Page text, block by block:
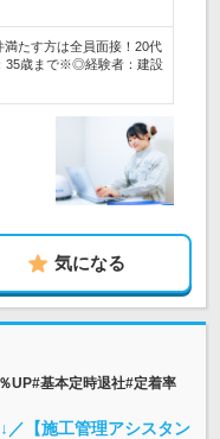
満たす方は全員面接！20代
35歳まで※◎経験者：建設
気になる
UP#基本定時退社#定着率
／【施工管理アシスタン